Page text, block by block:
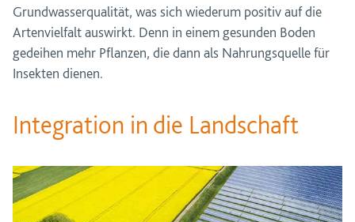
Grundwasserqualität, was sich wiederum positiv auf die
Artenvielfalt auswirkt. Denn in einem gesunden Boden
gedeihen mehr Pflanzen, die dann als Nahrungsquelle für
Insekten dienen.
Integration in die Landschaft